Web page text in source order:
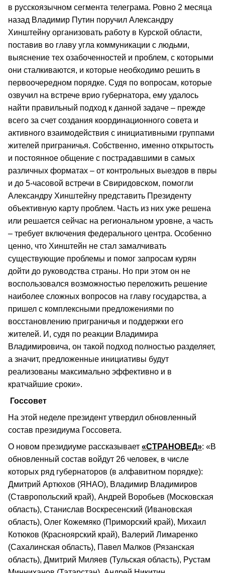
в русскоязычном сегмента телеграма. Ровно 2 месяца
назад Владимир Путин поручил Александру
Хинштейну организовать работу в Курской области,
поставив во главу угла коммуникации с людьми,
выяснение тех озабоченностей и проблем, с которыми
они сталкиваются, и которые необходимо решить в
первоочередном порядке. Судя по вопросам, которые
озвучил на встрече врио губернатора, ему удалось
найти правильный подход к данной задаче – прежде
всего за счет создания координационного совета и
активного взаимодействия с инициативными группами
жителей приграничья. Собственно, именно открытость
и постоянное общение с пострадавшими в самых
различных форматах – от контрольных выездов в пвры
и до 5-часовой встречи в Свиридовском, помогли
Александру Хинштейну представить Президенту
объективную карту проблем. Часть из них уже решена
или решается сейчас на региональном уровне, а часть
– требует включения федерального центра. Особенно
ценно, что Хинштейн не стал замалчивать
существующие проблемы и помог запросам курян
дойти до руководства страны. Но при этом он не
воспользовался возможностью переложить решение
наиболее сложных вопросов на главу государства, а
пришел с комплексными предложениями по
восстановлению приграничья и поддержки его
жителей. И, судя по реакции Владимира
Владимировича, он такой подход полностью разделяет,
а значит, предложенные инициативы будут
реализованы максимально эффективно и в
кратчайшие сроки».
Госсовет
На этой неделе президент утвердил обновленный
состав президиума Госсовета.
О новом президиуме рассказывает «СТРАНОВЕД»: «В
обновленный состав войдут 26 человек, в числе
которых ряд губернаторов (в алфавитном порядке):
Дмитрий Артюхов (ЯНАО), Владимир Владимиров
(Ставропольский край), Андрей Воробьев (Московская
область), Станислав Воскресенский (Ивановская
область), Олег Кожемяко (Приморский край), Михаил
Котюков (Красноярский край), Валерий Лимаренко
(Сахалинская область), Павел Малков (Рязанская
область), Дмитрий Миляев (Тульская область), Рустам